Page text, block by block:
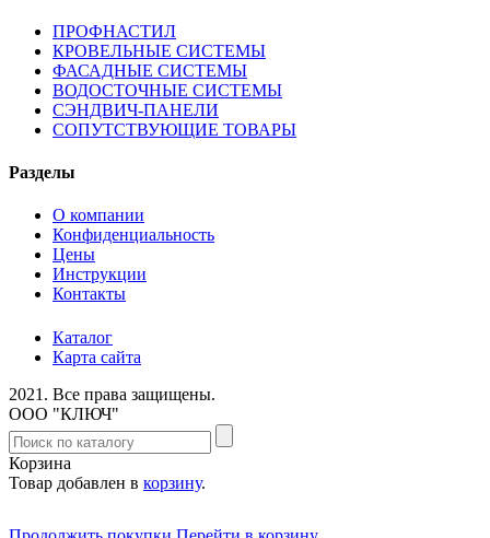
ПРОФНАСТИЛ
КРОВЕЛЬНЫЕ СИСТЕМЫ
ФАСАДНЫЕ СИСТЕМЫ
ВОДОСТОЧНЫЕ СИСТЕМЫ
СЭНДВИЧ-ПАНЕЛИ
СОПУТСТВУЮЩИЕ ТОВАРЫ
Разделы
О компании
Конфиденциальность
Цены
Инструкции
Контакты
Каталог
Карта сайта
2021. Все права защищены.
ООО "КЛЮЧ"
Корзина
Товар добавлен в корзину.